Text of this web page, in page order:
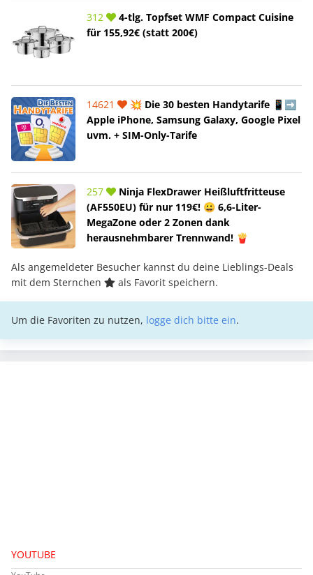
312
4-tlg. Topfset WMF Compact Cuisine
für 155,92€ (statt 200€)
14621
💥 Die 30 besten Handytarife 📱➡️
Apple iPhone, Samsung Galaxy, Google Pixel
uvm. + SIM-Only-Tarife
257
Ninja FlexDrawer Heißluftfritteuse
(AF550EU) für nur 119€! 😀 6,6-Liter-
MegaZone oder 2 Zonen dank
herausnehmbarer Trennwand! 🍟
Als angemeldeter Besucher kannst du deine Lieblings-Deals
mit dem Sternchen
als Favorit speichern.
Um die Favoriten zu nutzen, logge dich bitte ein.
YOUTUBE